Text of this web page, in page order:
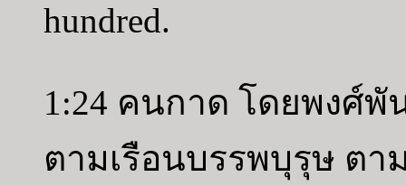
hundred.
1:24 คนกาด โดยพงศ์
ตามเรือนบรรพบุรุษ ต